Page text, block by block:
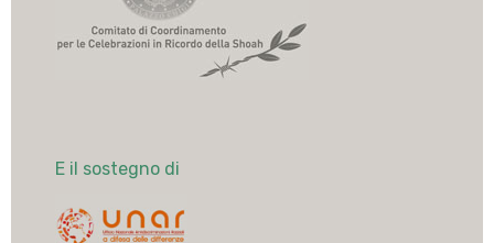
E il sostegno di